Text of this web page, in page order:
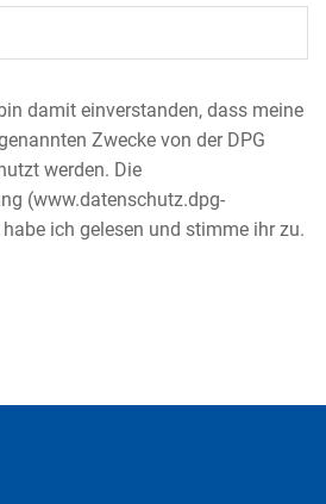
damit einverstanden, dass meine
Zwecke von der DPG
werden. Die
(www.datenschutz.dpg-
ich gelesen und stimme ihr zu.